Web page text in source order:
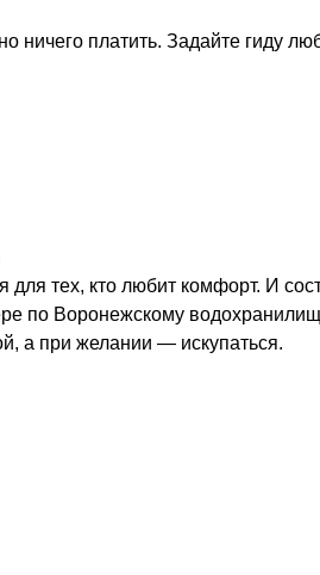
ничего платить. Задайте гиду
для тех, кто любит комфорт. И
по Воронежскому
а при желании — искупаться.